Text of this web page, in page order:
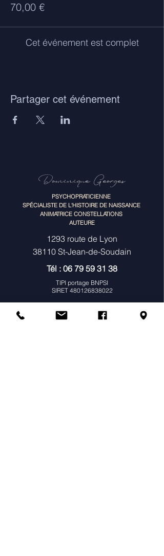
70,00 €
Cet événement est complet
Partager cet événement
Dominique Georges
PSYCHOPRATICIENNE
SPÉCIALISTE DE L'HISTOIRE DE NAISSANCE
ANIMATRICE CONSTELLATIONS
AUTEURE
1293 route de Lyon
38110 St-Jean-de-Soudain
Tél : 06 79 59 31 38
TIPI portage BNPSI
SIRET 480126838022
MENU